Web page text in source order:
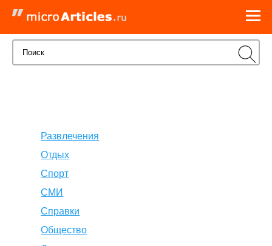
Развлечения
Отдых
Спорт
СМИ
Справки
Общество